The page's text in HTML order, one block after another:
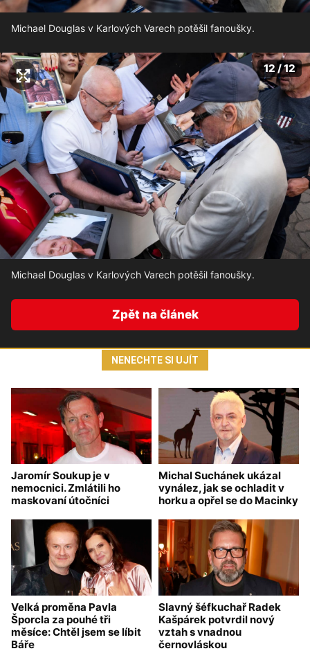
Michael Douglas v Karlových Varech potěšil fanoušky.
12 / 12
Michael Douglas v Karlových Varech potěšil fanoušky.
Zpět na článek
NENECHTE SI UJÍT
Jaromír Soukup je v
nemocnici. Zmlátili ho
maskovaní útočníci
Michal Suchánek ukázal
vynález, jak se ochladit v
horku a opřel se do Macinky
Velká proměna Pavla
Šporcla za pouhé tři
měsíce: Chtěl jsem se líbit
Báře
Slavný šéfkuchař Radek
Kašpárek potvrdil nový
vztah s vnadnou
černovláskou